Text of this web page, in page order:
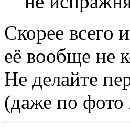
Скорее всего
её вообще не
Не делайте
(даже по фото